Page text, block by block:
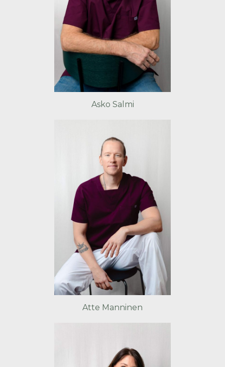
Asko Salmi
Atte Manninen